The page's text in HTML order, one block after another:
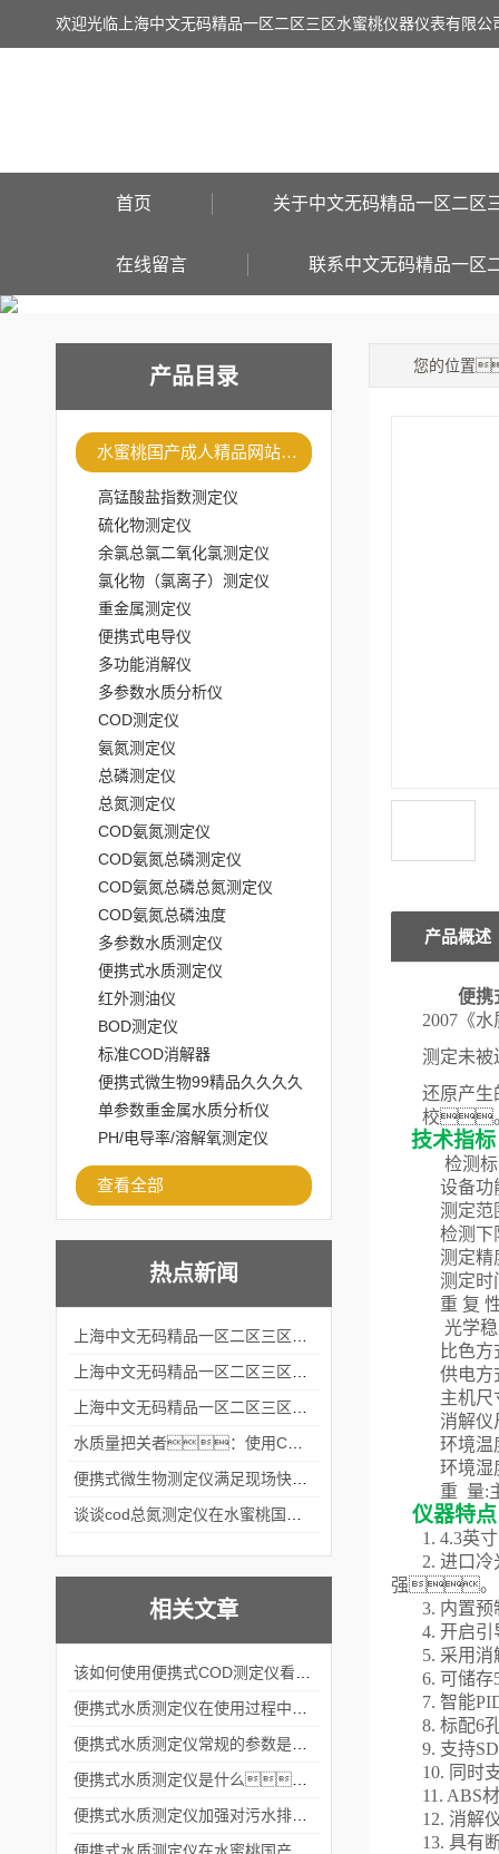
欢迎光临上海中文无码精品一区二区三区水蜜桃仪器仪表有
首页 关于中文无码精品一区二区
在线留言 联系中文无码精品一区
产品目录
水蜜桃国产成人精品网站仪器
高锰酸盐指数测定仪
硫化物测定仪
余氯总氯二氧化氯测定仪
氯化物（氯离子）测定仪
重金属测定仪
便携式电导仪
多功能消解仪
多参数水质分析仪
COD测定仪
氨氮测定仪
总磷测定仪
总氮测定仪
COD氨氮测定仪
COD氨氮总磷测定仪
COD氨氮总磷总氮测定仪
COD氨氮总磷浊度
多参数水质测定仪
便携式水质测定仪
红外测油仪
BOD测定仪
标准COD消解器
便携式微生物99精品久久久久
水蜜桃百度百度
单参数重金属水质分析仪
PH/电导率/溶解氧测定仪
查看全部
热点新闻
相关文章
您的位置
产品概述
便携
2007 《
测定未被
还原产生
校
技术指标
检测
设备
测定范
检测下
测定精
测定时
重 复
光学
比色方
供电方
主机尺
消解仪
环境温
环境湿
重 量:
仪器特点
1. 4.3英
2. 进口
强。
3. 内置预
4. 开启
5. 采用
6. 可储存
7. 智能
8. 标配6
9. 支持
10. 同时
11. ABS
12. 消解
13. 具有